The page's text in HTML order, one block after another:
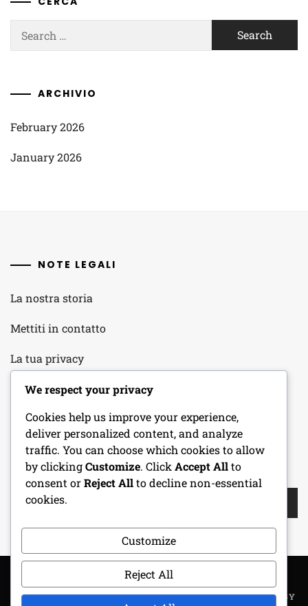
for:
ARCHIVIO
February 2026
January 2026
NOTE LEGALI
La nostra storia
Mettiti in contatto
La tua privacy
Termini di servizio
Preferenze sui cookie
CERCA
Search
COPYRIGHT ALL RIGHTS RESERVED|THEME: METROGIST BY
We respect your privacy
Cookies help us improve your experience,
deliver personalized content, and analyze
traffic. You can choose which cookies to allow
by clickingCustomize. Click Accept Allto
consent orReject Allto decline non-essential
cookies.
Customize
Reject All